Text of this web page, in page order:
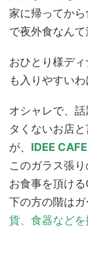
家に帰ってか
で夜外食なんて
おひとり様デ
も入りやすいわ
オシャレで、
タくないお店
が、 IDEE
このガラス張
お食事を頂ける
下の方の階はガ
貨、食器など